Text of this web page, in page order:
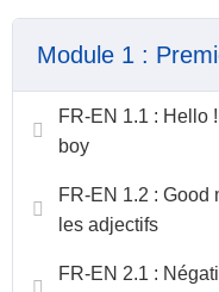
Module 1 :
FR-EN 1.1 : Hello
boy
FR-EN 1.2 : Good
les adjectifs
FR-EN 2.1 :